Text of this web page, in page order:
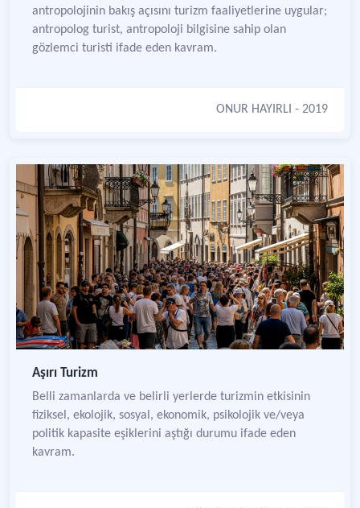
antropolojinin bakış açısını turizm faaliyetlerine uygular;
antropolog turist, antropoloji bilgisine sahip olan
gözlemci turisti ifade eden kavram.
ONUR HAYIRLI - 2019
Aşırı Turizm
Belli zamanlarda ve belirli yerlerde turizmin etkisinin
fiziksel, ekolojik, sosyal, ekonomik, psikolojik ve/veya
politik kapasite eşiklerini aştığı durumu ifade eden
kavram.